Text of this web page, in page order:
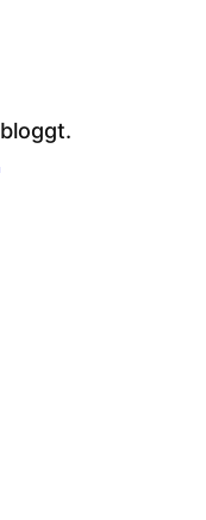
bloggt.